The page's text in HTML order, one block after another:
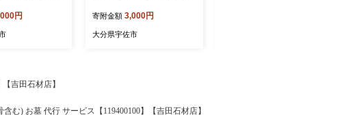
分県産【10140
製麺工場】
円
ツルツル 簡単調理 常温 大
分県産【101401500】【四
寄附金額 3,000円
大分県宇佐市
吉田石材店】
む) お墓 代行 サービス【119400100】【吉田石材店】